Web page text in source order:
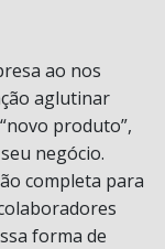
ao nos
aglutinar
produto”,
negócio.
completa para
forma de